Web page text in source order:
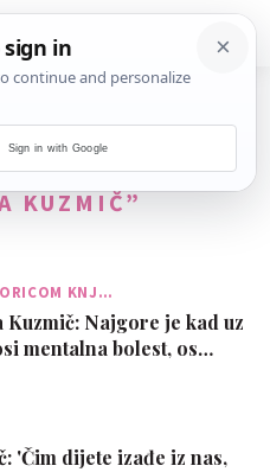
ZA TAG
KUZMIČ”
KNJ…
Najgore je kad uz
mentalna bolest, os…
'Čim dijete izađe iz nas,
Sign in with Google